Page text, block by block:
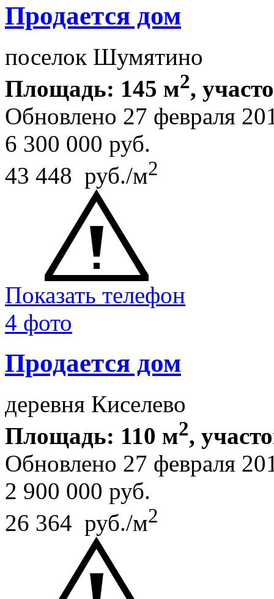
Продается дом
поселок Шумятино
Площадь: 145 м2,
Обновлено 27 февраля
6 300 000 руб.
43 448 руб./м2
Показать телефон
4 фото
Продается дом
деревня Киселево
Площадь: 110 м2,
Обновлено 27 февраля
2 900 000 руб.
26 364 руб./м2